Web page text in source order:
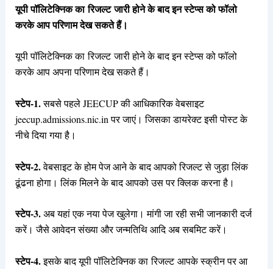
यूपी पॉलिटेक्निक का रिजल्ट जारी होने के बाद इन स्टेप्स को फॉलो
करके आप परिणाम देख सकते हैं।
यूपी पॉलिटेक्निक का रिजल्ट जारी होने के बाद इन स्टेप्स को फॉलो
करके आप अपना परिणाम देख सकते हैं।
स्टेप-1.सबसे पहले JEECUP की आधिकारिक वेबसाइट
jeecup.admissions.nic.in पर जाएं। जिसका डायरेक्ट इसी पोस्ट के
नीचे दिया गया है।
स्टेप-2.वेबसाइट के होम पेज आने के बाद आपको रिजल्ट से जुड़ा लिंक
ढूंढना होगा। लिंक मिलने के बाद आपको उस पर क्लिक करना है।
स्टेप-3.अब यहां एक नया पेज खुलेगा। मांगी जा रही सभी जानकारी दर्ज
करें। जैसे आवेदन संख्या और जन्मतिथि आदि अब सबमिट करें।
स्टेप-4.इसके बाद यूपी पॉलिटेक्निक का रिजल्ट आपके स्क्रीन पर आ